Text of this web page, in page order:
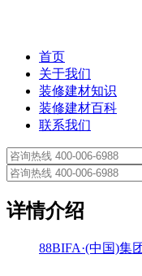
首页
关于我们
装修建材知识
装修建材百科
联系我们
详情介绍
88BIFA·(中国)集团